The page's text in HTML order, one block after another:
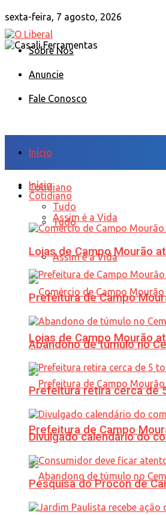
sexta-feira, 7 agosto, 2026
Sobre Nós
Anuncie
Fale Conosco
Início
Cotidiano
Tudo
Assim é a Vida
Lojas de Campo Mourão
Prefeitura de Campo
Início
Cotidiano
Tudo
Assim é a Vida
Lojas de Campo Mourão
Prefeitura de Campo
Abandono de túmulo no
Prefeitura retira cerca de
Divulgado calendário do
Pesquisa do Procon de